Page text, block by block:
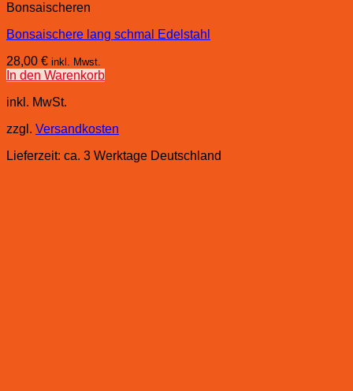
Bonsaischeren
Bonsaischere lang schmal Edelstahl
28,00 € inkl. Mwst.
In den Warenkorb
inkl. MwSt.
zzgl. Versandkosten
Lieferzeit: ca. 3 Werktage Deutschland